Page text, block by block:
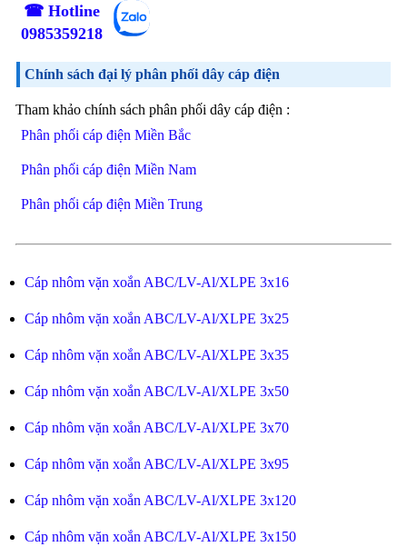
☎ Hotline
0985359218
Chính sách đại lý phân phối dây cáp điện
Tham khảo chính sách phân phối dây cáp điện :
Phân phối cáp điện Miền Bắc
Phân phối cáp điện Miền Nam
Phân phối cáp điện Miền Trung
Cáp nhôm vặn xoắn ABC/LV-Al/XLPE 3x16
Cáp nhôm vặn xoắn ABC/LV-Al/XLPE 3x25
Cáp nhôm vặn xoắn ABC/LV-Al/XLPE 3x35
Cáp nhôm vặn xoắn ABC/LV-Al/XLPE 3x50
Cáp nhôm vặn xoắn ABC/LV-Al/XLPE 3x70
Cáp nhôm vặn xoắn ABC/LV-Al/XLPE 3x95
Cáp nhôm vặn xoắn ABC/LV-Al/XLPE 3x120
Cáp nhôm vặn xoắn ABC/LV-Al/XLPE 3x150